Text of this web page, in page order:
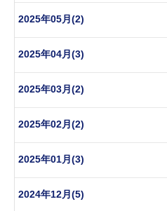
2025年05月(2)
2025年04月(3)
2025年03月(2)
2025年02月(2)
2025年01月(3)
2024年12月(5)